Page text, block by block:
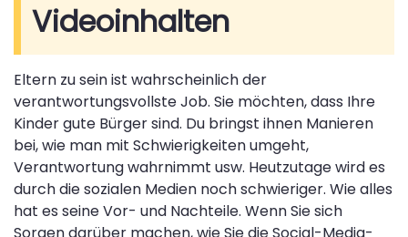
Videoinhalten
Eltern zu sein ist wahrscheinlich der
verantwortungsvollste Job. Sie möchten, dass Ihre
Kinder gute Bürger sind. Du bringst ihnen Manieren
bei, wie man mit Schwierigkeiten umgeht,
Verantwortung wahrnimmt usw. Heutzutage wird es
durch die sozialen Medien noch schwieriger. Wie alles
hat es seine Vor- und Nachteile. Wenn Sie sich